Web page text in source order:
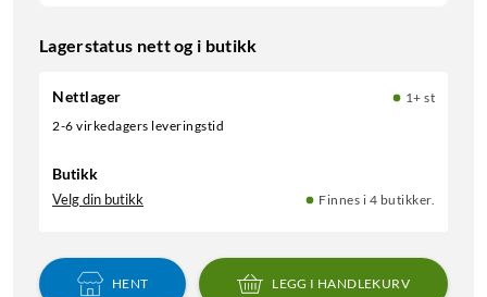
Lagerstatus nett og i butikk
Nettlager
1+ st
2-6 virkedagers leveringstid
Butikk
Velg din butikk Finnes i 4 butikker.
HENT LEGG I HANDLEKURV